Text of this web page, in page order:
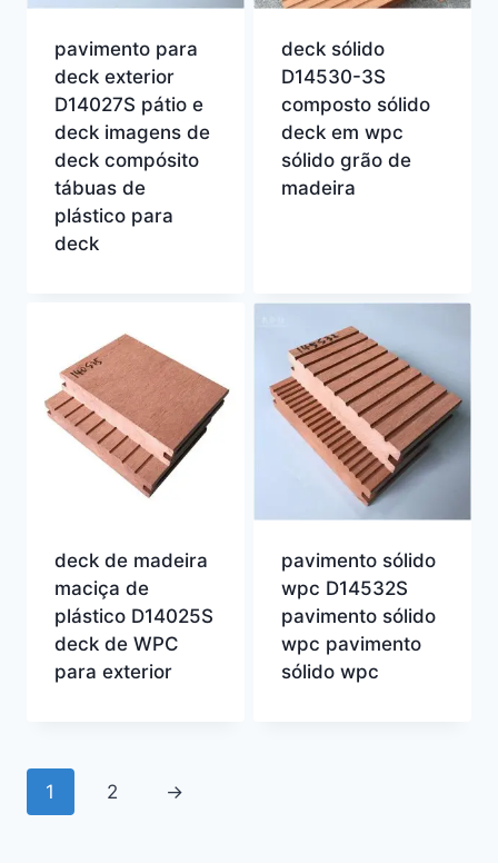
pavimento para
deck exterior
D14027S pátio e
deck imagens de
deck compósito
tábuas de
plástico para
deck
deck sólido
D14530-3S
composto sólido
deck em wpc
sólido grão de
madeira
deck de madeira
maciça de
plástico D14025S
deck de WPC
para exterior
pavimento sólido
wpc D14532S
pavimento sólido
wpc pavimento
sólido wpc
1 2 →